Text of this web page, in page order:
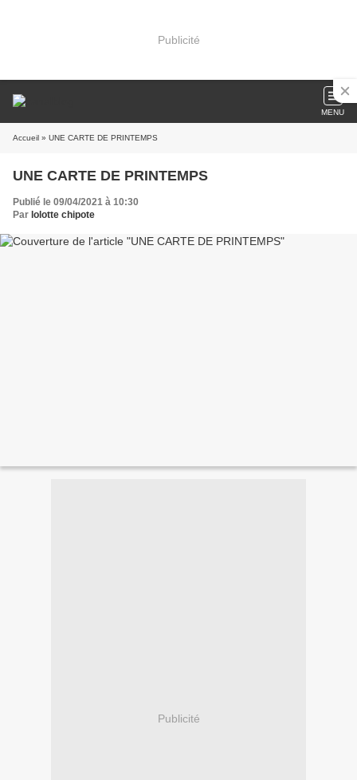
Publicité
MENU
Accueil » UNE CARTE DE PRINTEMPS
UNE CARTE DE PRINTEMPS
Publié le 09/04/2021 à 10:30
Par lolotte chipote
Publicité